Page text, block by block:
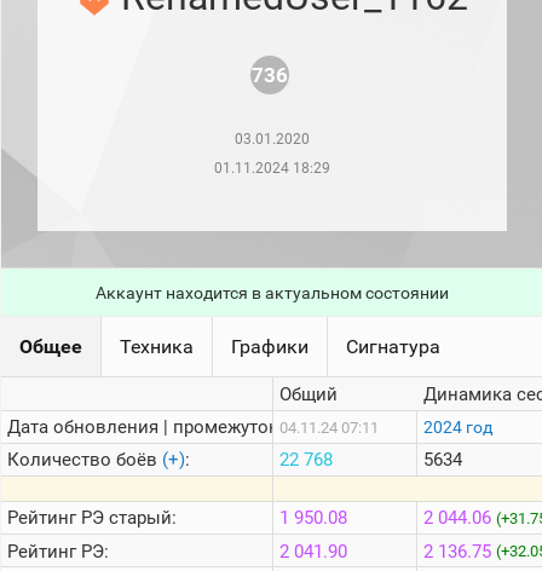
Топ
игроков
сессии)
Топ
Статистика
стримеров
Информация
Онлайн
Цветовая
шкала
736
03.01.2020
01.11.2024 18:29
Аккаунт находится в актуальном состоянии
Общее Техника Графики Сигнатура
Дата обновления | промежуток:
Количество боёв (+):
РейтингРЭ старый:
РейтингРЭ:
Общий
04.11.24 07:11
22 768
1 950.08
2 041.90
Динамика
2024 год
5634
2 044.06
2 136.75